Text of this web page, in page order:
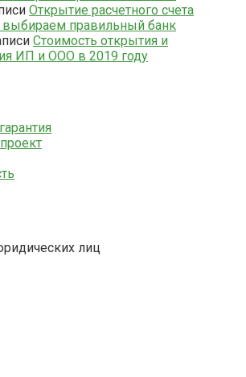
Открытие расчетного счета
выбираем правильный банк
Стоимость открытия и
ИП и ООО в 2019 году
лиц